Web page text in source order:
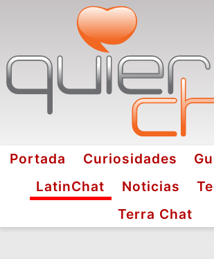
Portada Curiosidades
LatinChat
Noticias
Terra Chat